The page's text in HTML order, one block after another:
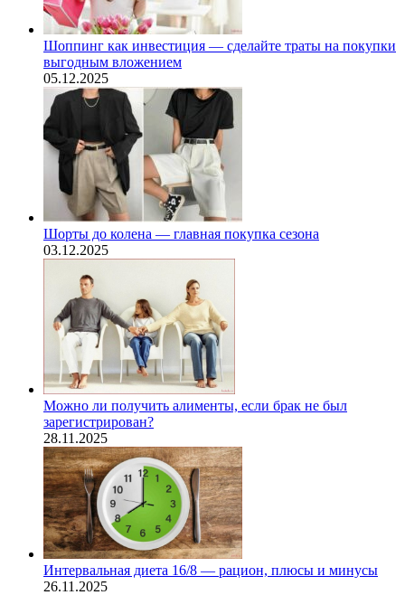
Шоппинг как инвестиция — сделайте траты на покупки
выгодным вложением
05.12.2025
Шорты до колена — главная покупка сезона
03.12.2025
Можно ли получить алименты, если брак не был
зарегистрирован?
28.11.2025
Интервальная диета 16/8 — рацион, плюсы и минусы
26.11.2025